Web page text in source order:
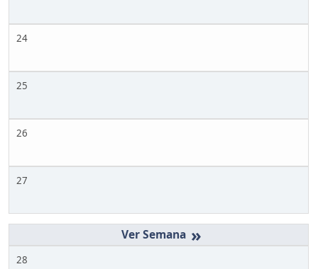
24
25
26
27
»
28